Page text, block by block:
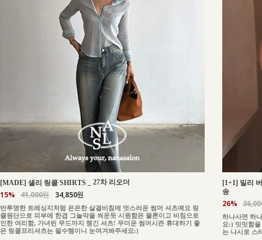
[MADE] 샐리 링클 SHIRTS 27차 리오더
15% 41,000원 34,850원
반투명한 트레싱지처럼 은은한 살결비침에 멋스러운 썸머 셔츠예요 링
클원단으로 피부에 한겹 그늘막을 씌운듯 시원함은 물론이고 비침으로
인한 여리함, 가녀린 무드까지 챙긴 셔츠! 무더운 썸머시즌 휴대하기 좋
은 링클프리셔츠는 필수템이니 눈여겨봐주세요:)
[1+1] 밀리
송
26%
하나사면 하
요:) 밋밋함
는 나시로 스